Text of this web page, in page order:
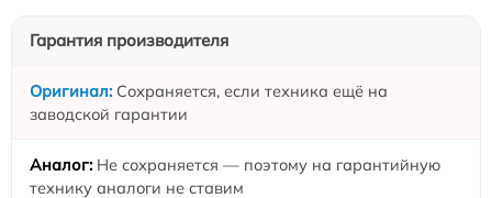
Гарантия производителя
Сохраняется, если техника ещё на
заводской гарантии
Не сохраняется — поэтому на гарантийную
технику аналоги не ставим